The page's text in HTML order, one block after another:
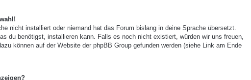
nicht installiert oder niemand hat das Forum bislang in deine Sprache übersetzt.
du benötigst, installieren kann. Falls es noch nicht existiert, würden wir uns freuen,
können auf der Website der phpBB Group gefunden werden (siehe Link am Ende